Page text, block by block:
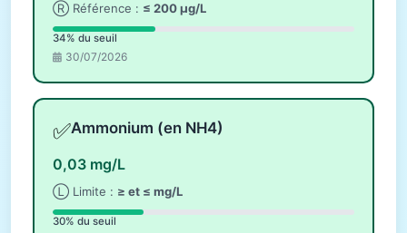
Ⓡ Référence : ≤ 200 µg/L
34% du seuil
30/07/2026
✅Ammonium (en NH4)
0,03 mg/L
Ⓛ Limite : ≥ et ≤ mg/L
30% du seuil